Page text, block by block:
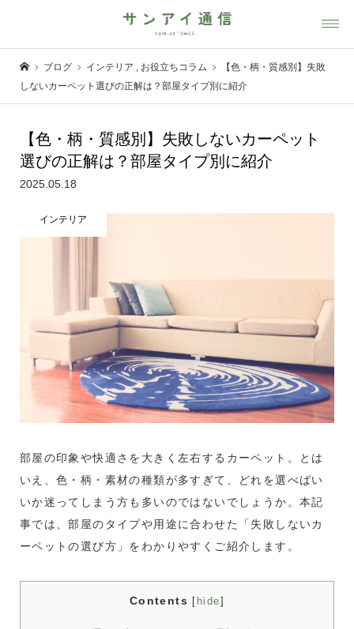
ブログ インテリア , お役立ちコラム
【色・柄・質感別】失敗
しないカーペット選びの正解は？部屋タイプ別に紹介
【色・柄・質感別】失敗しないカーペット
選びの正解は？部屋タイプ別に紹介
2025.05.18
インテリア
部屋の印象や快適さを大きく左右するカーペット。とは
いえ、色・柄・素材の種類が多すぎて、どれを選べばい
いか迷ってしまう方も多いのではないでしょうか。本記
事では、部屋のタイプや用途に合わせた「失敗しないカ
ーペットの選び方」をわかりやすくご紹介します。
Contents hide